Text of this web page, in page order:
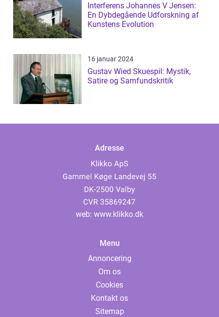
Interferens Johannes V Jensen:
En Dybdegående Udforskning af
Kunstens Evolution
16 januar 2024
Gustav Wied Skuespil: Mystik,
Satire og Samfundskritik
Adresse
web: www.klikko.dk
Menu
Annoncering
Om os
Cookies
Kontakt os
Sitemap